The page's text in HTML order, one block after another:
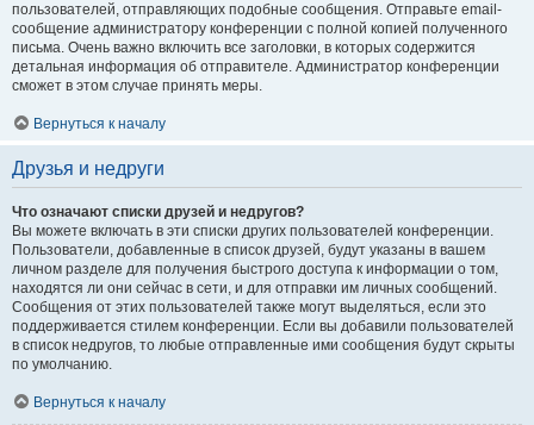
пользователей, отправляющих подобные сообщения. Отправьте email-
сообщение администратору конференции с полной копией полученного
письма. Очень важно включить все заголовки, в которых содержится
детальная информация об отправителе. Администратор конференции
сможет в этом случае принять меры.
Вернуться к началу
Друзья и недруги
Что означают списки друзей и недругов?
Вы можете включать в эти списки других пользователей конференции.
Пользователи, добавленные в список друзей, будут указаны в вашем
личном разделе для получения быстрого доступа к информации о том,
находятся ли они сейчас в сети, и для отправки им личных сообщений.
Сообщения от этих пользователей также могут выделяться, если это
поддерживается стилем конференции. Если вы добавили пользователей
в список недругов, то любые отправленные ими сообщения будут скрыты
по умолчанию.
Вернуться к началу